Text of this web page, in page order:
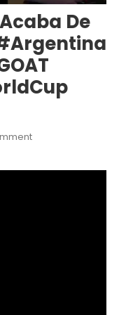
De
On
Locura